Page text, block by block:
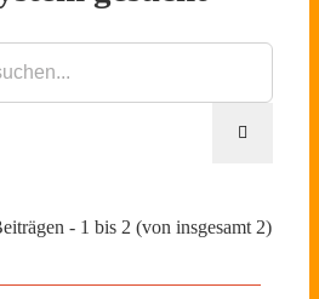
- 1 bis 2 (von insgesamt 2)